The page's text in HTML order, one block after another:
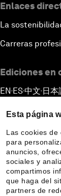
Esta página
Las cookies de
para
anuncios,
sociales y
compartimos
que haga del
partners de
Enlaces
La
Carreras
Ediciones en
EN ▪ES▪中文▪ 日本